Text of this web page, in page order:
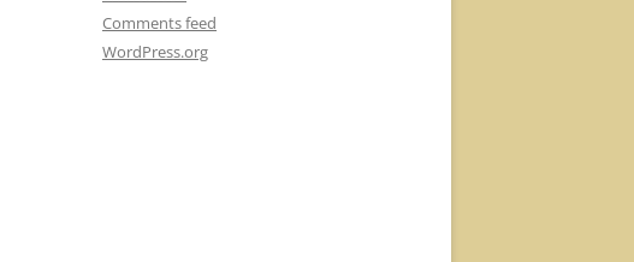
Comments feed
WordPress.org